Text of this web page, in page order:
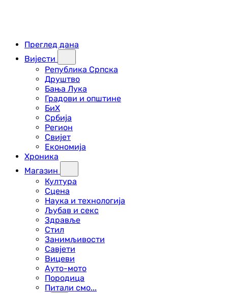
Преглед дана
Вијести
Република Српска
Друштво
Бања Лука
Градови и општине
БиХ
Србија
Регион
Свијет
Економија
Хроника
Магазин
Култура
Сцена
Наука и технологија
Љубав и секс
Здравље
Стил
Занимљивости
Савјети
Вицеви
Ауто-мото
Породица
Питали смо...